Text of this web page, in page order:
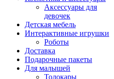
Аксессуары для
девочек
Детская мебель
Интерактивные игрушки
Роботы
Доставка
Подарочные пакеты
Для малышей
Толокары